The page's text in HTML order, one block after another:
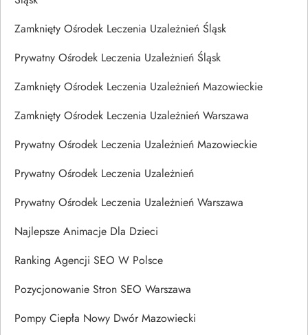
Zamknięty Ośrodek Leczenia Uzależnień Śląsk
Prywatny Ośrodek Leczenia Uzależnień Śląsk
Zamknięty Ośrodek Leczenia Uzależnień Mazowieckie
Zamknięty Ośrodek Leczenia Uzależnień Warszawa
Prywatny Ośrodek Leczenia Uzależnień Mazowieckie
Prywatny Ośrodek Leczenia Uzależnień
Prywatny Ośrodek Leczenia Uzależnień Warszawa
Najlepsze Animacje Dla Dzieci
Ranking Agencji SEO W Polsce
Pozycjonowanie Stron SEO Warszawa
Pompy Ciepła Nowy Dwór Mazowiecki